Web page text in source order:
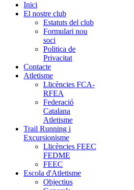
Inici
El nostre club
Estatuts del club
Formulari nou
soci
Politica de
Privacitat
Contacte
Atletisme
Llicències FCA-
RFEA
Federació
Catalana
Atletisme
Trail Running i
Excursionisme
Llicències FEEC
FEDME
FEEC
Escola d'Atletisme
Objectius